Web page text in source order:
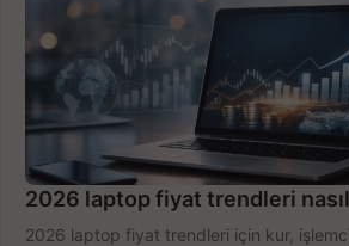
2026 laptop fiyat trendleri
2026 laptop fiyat trendleri için kur,